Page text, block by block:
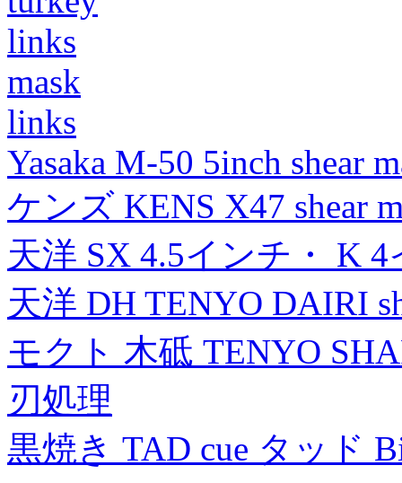
links
mask
links
Yasaka M-50 5inch shear
ケンズ KENS X47 shear
天洋 SX 4.5インチ・ K
天洋 DH TENYO DAIRI
モクト 木砥 TENYO
刃処理
黒焼き TAD cue タッド